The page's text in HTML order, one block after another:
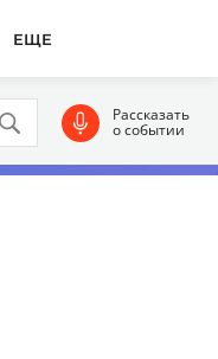
ЕЩЕ
Рассказать
о событии